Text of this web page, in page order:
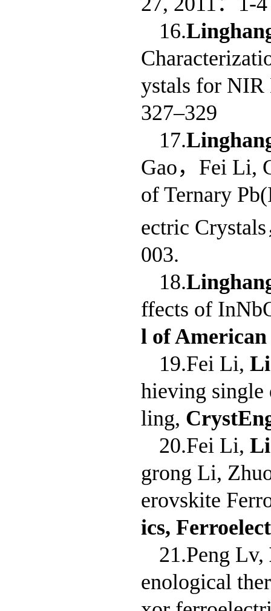
16.
ystals for
327–329
17.
Gao，Fei Li,
of Ternary
ectric
003.
18.
ffects of
l of
19.Fei Li,
hieving single
ling,
20.Fei Li,
grong Li,
erovskite
ics,
21.Peng Lv,
enological